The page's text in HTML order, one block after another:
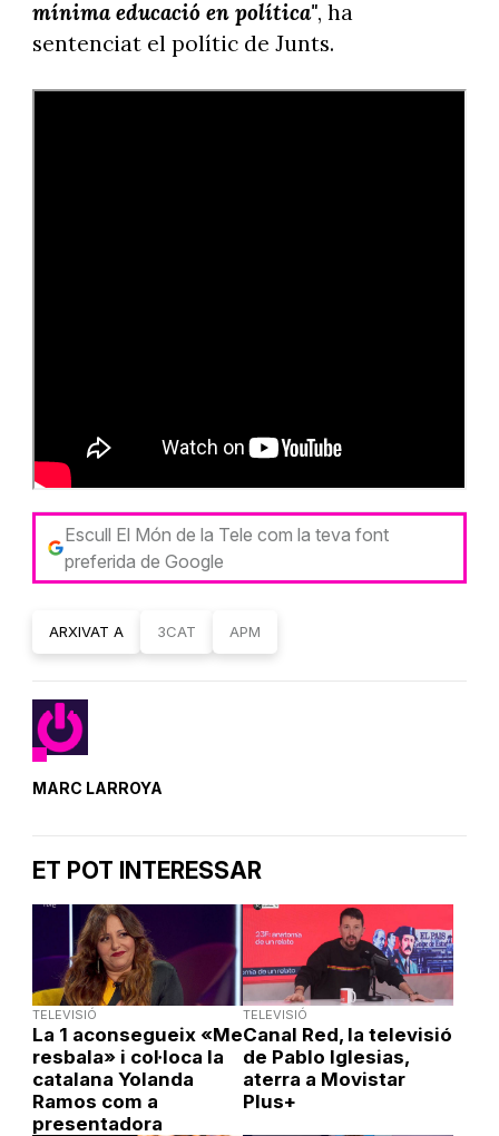
mínima educació en política", ha
sentenciat el polític de Junts.
Escull El Món de la Tele com la teva font
preferida de Google
ARXIVAT A 3CAT APM
MARC LARROYA
ET POT INTERESSAR
TELEVISIÓ
La 1 aconsegueix «Me
resbala» i col·loca la
catalana Yolanda
Ramos com a
presentadora
TELEVISIÓ
Canal Red, la televisió
de Pablo Iglesias,
aterra a Movistar
Plus+